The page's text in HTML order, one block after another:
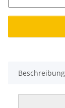
Beschreibung